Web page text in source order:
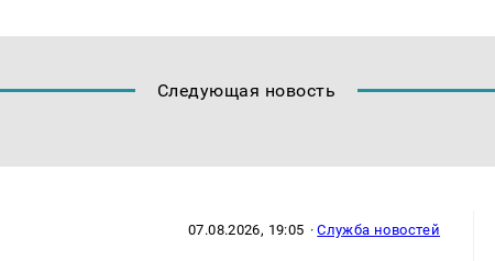
Следующая новость
07.08.2026, 19:05 ·Служба новостей